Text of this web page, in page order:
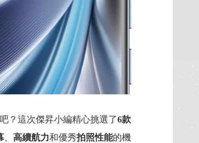
？這次傑昇小編精心挑選了6款
、 高續航力和優秀拍照性能的機